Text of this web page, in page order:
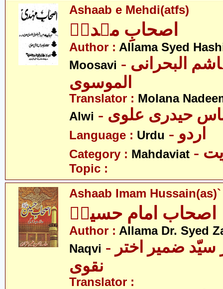
Ashaab e Mehdi(atfs)
اصحابِ مہدیؑ
Author : Allama Syed
Moosavi - علامہ سید ہاشم البحرانی
الموسوی
Translator : Molana
Alwi
عباس حیدری علوی
Language : Urdu - اردو
Category : Mahdaviat
Topic :
Ashaab Imam Hussain(as)`
اصحاب امام حسینؑ
Author : Allama Dr. Syed
Naqvi - علامہ ڈاکٹر سیّد ضمیر اختر
نقوی
Translator :